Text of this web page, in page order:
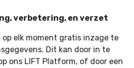
verbetering, en verzet
elk moment gratis inzage te
Dit kan door in te
ons LIFT Platform, of door een